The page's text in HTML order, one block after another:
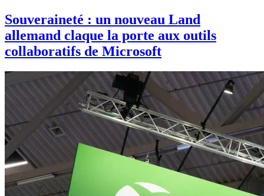
Souveraineté : un nouveau Land
allemand claque la porte aux outils
collaboratifs de Microsoft